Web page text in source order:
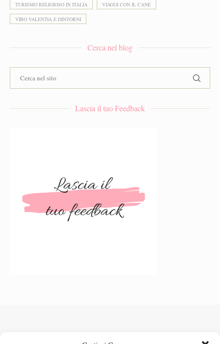
TURISMO RELIGIOSO IN ITALIA VIAGGI CON IL CANE
VIBO VALENTIA E DINTORNI
Cerca nel blog
Lascia il tuo Feedback